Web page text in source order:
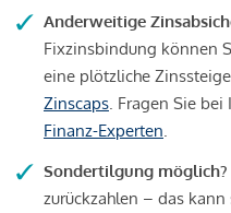
Anderweitige
Fixzinsbindung können
eine plötzliche
Zinscaps. Fragen Sie bei
Finanz-Experten.
Sondertilgung möglich?
zurückzahlen – das